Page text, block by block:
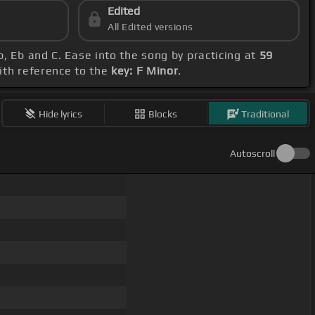
Edited
All Edited versions
Eb and C. Ease into the song by practicing at 59
reference to the key: F Minor.
Hide lyrics Blocks Traditional
Autoscroll